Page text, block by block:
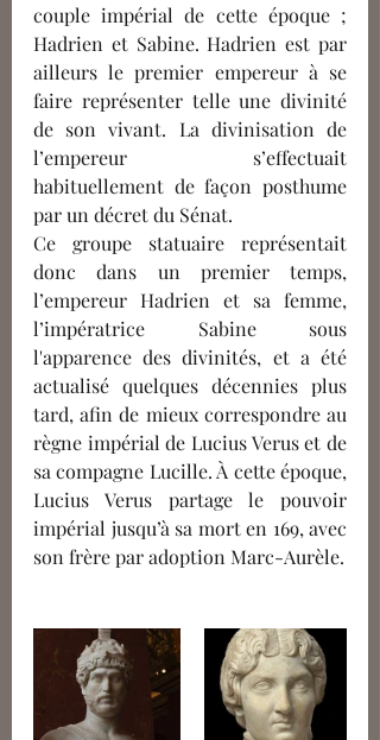
couple impérial de cette époque ;
Hadrien et Sabine. Hadrien est par
ailleurs le premier empereur à se
faire représenter telle une divinité
de son vivant. La divinisation de
l’empereur s’effectuait
habituellement de façon posthume
par un décret du Sénat.
Ce groupe statuaire représentait
donc dans un premier temps,
l’empereur Hadrien et sa femme,
l’impératrice Sabine sous
l'apparence des divinités, et a été
actualisé quelques décennies plus
tard, afin de mieux correspondre au
règne impérial de Lucius Verus et de
sa compagne Lucille. À cette époque,
Lucius Verus partage le pouvoir
impérial jusqu’à sa mort en 169, avec